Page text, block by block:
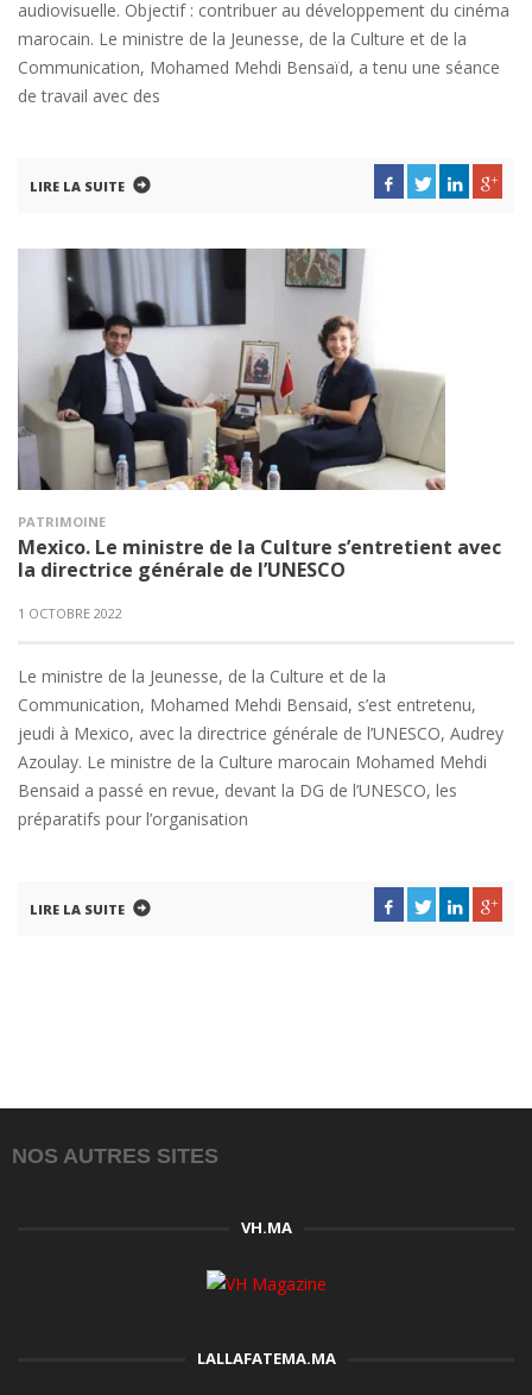
audiovisuelle. Objectif : contribuer au développement du cinéma
marocain. Le ministre de la Jeunesse, de la Culture et de la
Communication, Mohamed Mehdi Bensaïd, a tenu une séance
de travail avec des
LIRE LA SUITE
PATRIMOINE
Mexico. Le ministre de la Culture s’entretient avec
la directrice générale de l’UNESCO
1 OCTOBRE 2022
Le ministre de la Jeunesse, de la Culture et de la
Communication, Mohamed Mehdi Bensaid, s’est entretenu,
jeudi à Mexico, avec la directrice générale de l’UNESCO, Audrey
Azoulay. Le ministre de la Culture marocain Mohamed Mehdi
Bensaid a passé en revue, devant la DG de l’UNESCO, les
préparatifs pour l’organisation
LIRE LA SUITE
NOS AUTRES SITES
VH.MA
LALLAFATEMA.MA